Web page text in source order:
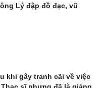
Lý đập đồ đạc, vũ
khi gây tranh cãi về việc